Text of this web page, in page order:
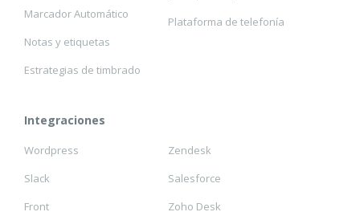
Marcador Automático
Notas y etiquetas
Estrategias de timbrado
Plataforma de telefonía
Integraciones
Wordpress
Slack
Front
Zendesk
Salesforce
Zoho Desk